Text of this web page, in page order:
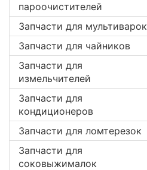
пароочистителей
Запчасти для мультиварок
Запчасти для чайников
Запчасти для
измельчителей
Запчасти для
кондиционеров
Запчасти для ломтерезок
Запчасти для
соковыжималок